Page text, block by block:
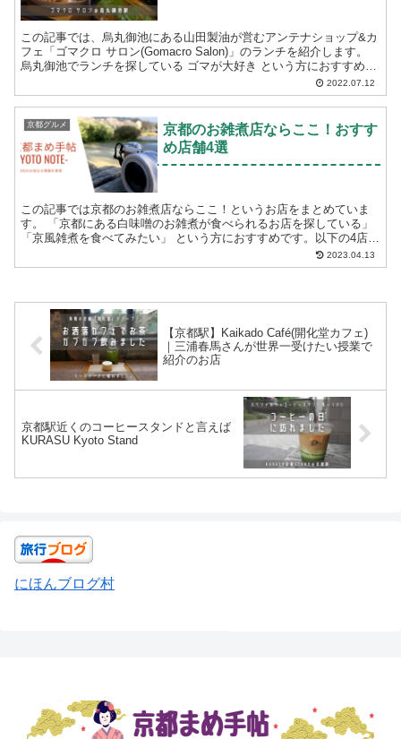
この記事では、烏丸御池にある山田製油が営むアンテナショップ&カ
フェ「ゴマクロ サロン(Gomacro Salon)」のランチを紹介します。
烏丸御池でランチを探している ゴマが大好き という方におすすめで
2022.07.12
京都グルメ
京都のお雑煮店ならここ！おすす
め店舗4選
この記事では京都のお雑煮店ならここ！というお店をまとめていま
す。 「京都にある白味噌のお雑煮が食べられるお店を探している」
「京風雑煮を食べてみたい」 という方におすすめです。以下の4店舗
2023.04.13
【京都駅】Kaikado Café(開化堂カフェ)
｜三浦春馬さんが世界一受けたい授業で
紹介のお店
京都駅近くのコーヒースタンドと言えば
KURASU Kyoto Stand
にほんブログ村